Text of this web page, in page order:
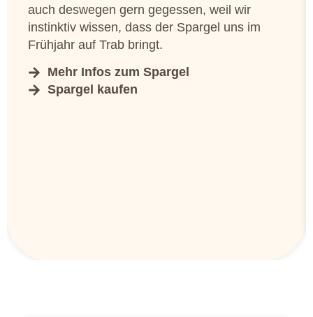
auch deswegen gern gegessen, weil wir
instinktiv wissen, dass der Spargel uns im
Frühjahr auf Trab bringt.
Mehr Infos zum Spargel
Spargel kaufen